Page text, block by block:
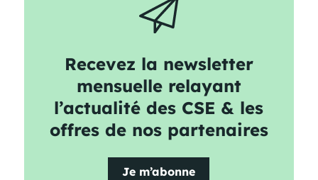
Recevez la newsletter
mensuelle relayant
l’actualité des CSE & les
offres de nos partenaires
Je m’abonne